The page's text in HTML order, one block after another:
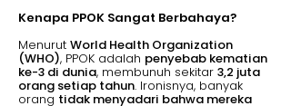
Kenapa PPOK Sangat Berbahaya?
Menurut World Health Organization
(WHO), PPOK adalah penyebab kematian
ke-3 di dunia, membunuh sekitar 3,2 juta
orang setiap tahun. Ironisnya, banyak
orang tidak menyadari bahwa mereka